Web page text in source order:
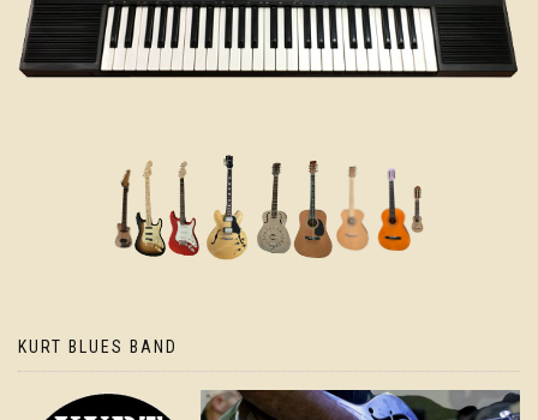
KURT BLUES BAND